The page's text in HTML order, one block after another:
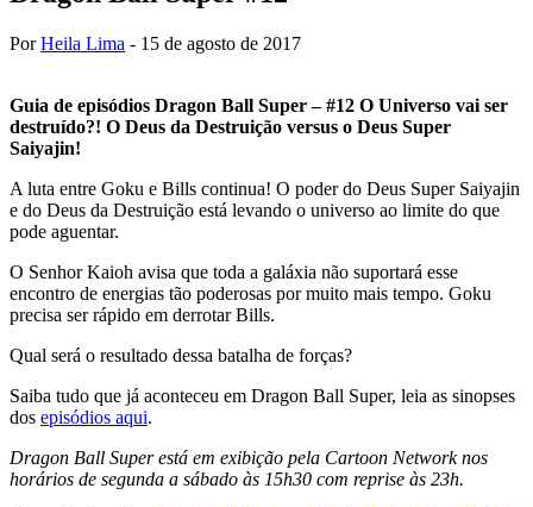
PorHeila Lima - 15 de agosto de 2017
Guia de episódios Dragon Ball Super – #12 O Universo vai ser
destruído?! O Deus da Destruição versus o Deus Super
Saiyajin!
A luta entre Goku e Bills continua! O poder do Deus Super Saiyajin
e do Deus da Destruição está levando o universo ao limite do que
pode aguentar.
O Senhor Kaioh avisa que toda a galáxia não suportará esse
encontro de energias tão poderosas por muito mais tempo. Goku
precisa ser rápido em derrotar Bills.
Qual será o resultado dessa batalha de forças?
Saiba tudo que já aconteceu em Dragon Ball Super, leia as sinopses
dos episódios aqui.
Dragon Ball Super está em exibição pela Cartoon Network nos
horários de segunda a sábado às 15h30 com reprise às 23h.